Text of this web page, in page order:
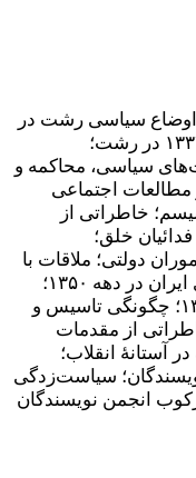
اوضاع سیاسی رشت در
دهه ۱۳۳۰؛ پیامدهای رویدادهای مرداد ۱۳۳۲ در رشت؛
سیاسی، محاکمه و
در دهه ۱۳۳۰؛ مرکز مطالعات اجتماعی
خاطراتی از
خلق؛
دولتی‌؛ ملاقات با
پرویز ثابتی؛ فضای سیاسی دانشگاه‌های ایران در دهه ۱۳۵۰؛
جهان‌بینی روشنفکران ایران در دهه ۱۳۵۰؛ چگونگی تاسیس و
از مقدمات
آستانۀ انقلاب؛
سیاست‌زدگی
انجمن نویسندگان